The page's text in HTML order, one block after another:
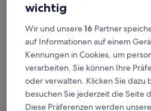
wichtig
Wir und unsere16 Partner
auf Informationen auf einem
Kennungen in Cookies, um
verarbeiten. Sie können Ihre
oder verwalten. Klicken Sie dazu
besuchen Sie jederzeit die Seite
Diese Präferenzen werden